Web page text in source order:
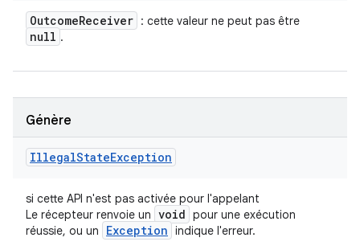
OutcomeReceiver : cette valeur ne peut pas être
null .
Génère
IllegalStateException
si cette API n'est pas activée pour l'appelant
Le récepteur renvoie un void pour une exécution
réussie, ou un
Exception indique l'erreur.